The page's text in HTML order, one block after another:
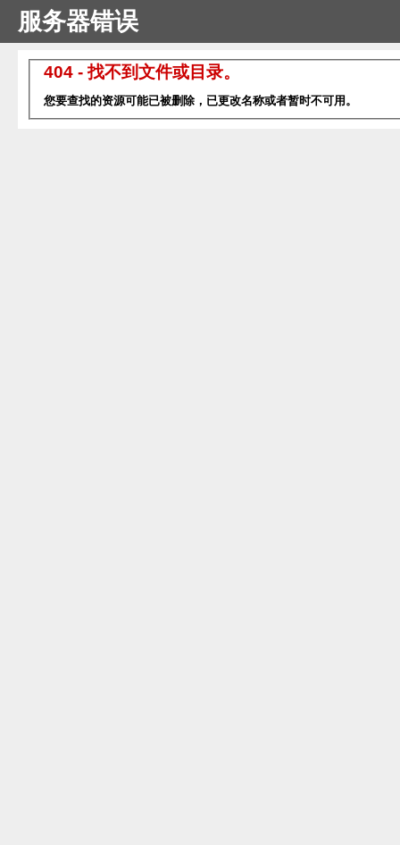
服务器错误
404 - 找不到文件或目录。
您要查找的资源可能已被删除，已更改名称或者暂时不可用。